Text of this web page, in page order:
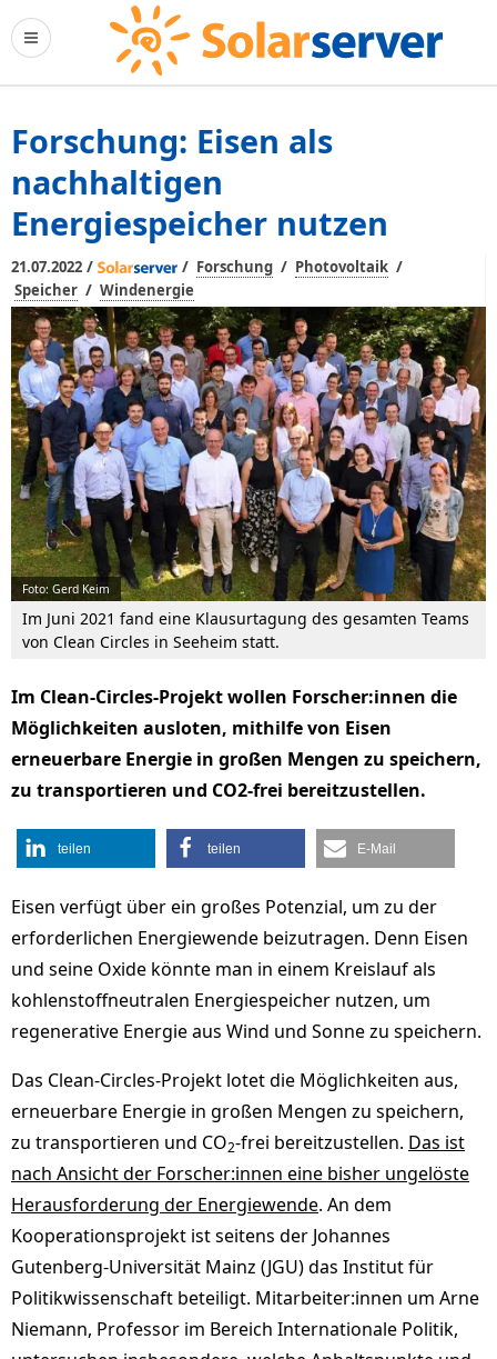
Forschung: Eisen als
nachhaltigen
Energiespeicher nutzen
21.07.2022 / / Forschung / Photovoltaik /
Speicher / Windenergie
Foto: Gerd Keim
Im Juni 2021 fand eine Klausurtagung des gesamten Teams
von Clean Circles in Seeheim statt.
Im Clean-Circles-Projekt wollen Forscher:innen die
Möglichkeiten ausloten, mithilfe von Eisen
erneuerbare Energie in großen Mengen zu speichern,
zu transportieren und CO2-frei bereitzustellen.
teilen teilen E-Mail
Eisen verfügt über ein großes Potenzial, um zu der
erforderlichen Energiewende beizutragen. Denn Eisen
und seine Oxide könnte man in einem Kreislauf als
kohlenstoffneutralen Energiespeicher nutzen, um
regenerative Energie aus Wind und Sonne zu speichern.
Das Clean-Circles-Projekt lotet die Möglichkeiten aus,
erneuerbare Energie in großen Mengen zu speichern,
zu transportieren und CO2-frei bereitzustellen. Das ist
nach Ansicht der Forscher:innen eine bisher ungelöste
Herausforderung der Energiewende. An dem
Kooperationsprojekt ist seitens der Johannes
Gutenberg-Universität Mainz (JGU) das Institut für
Politikwissenschaft beteiligt. Mitarbeiter:innen um Arne
Niemann, Professor im Bereich Internationale Politik,